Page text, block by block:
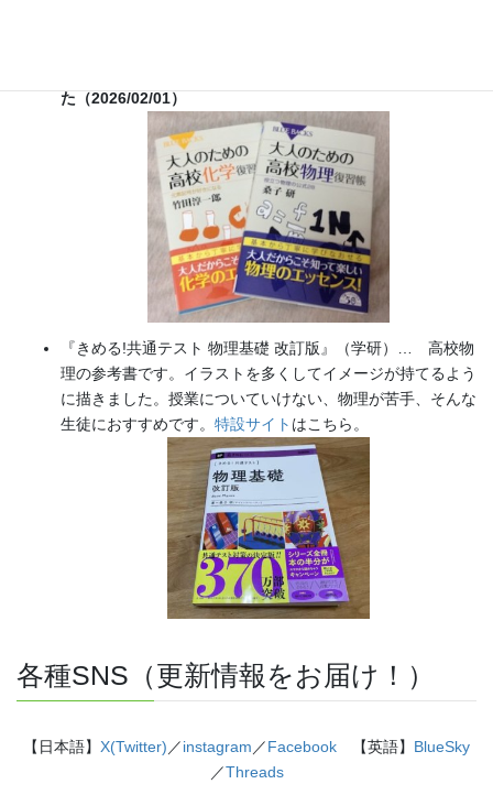
た（2026/02/01）
『きめる!共通テスト 物理基礎 改訂版』（学研）… 高校物
理の参考書です。イラストを多くしてイメージが持てるよう
に描きました。授業についていけない、物理が苦手、そんな
生徒におすすめです。 特設サイト はこちら。
各種SNS（更新情報をお届け！）
【日本語】 X(Twitter) ／instagram ／Facebook 【英語】 BlueSky
／Threads